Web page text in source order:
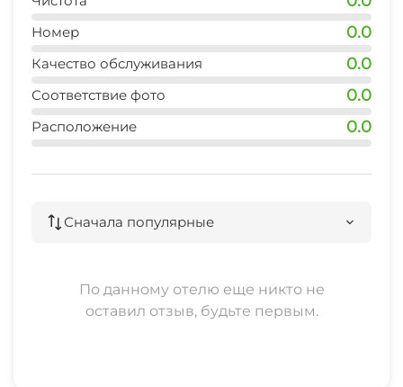
Номер 0.0
Качество обслуживания 0.0
Соответствие фото 0.0
Расположение 0.0
Сначала популярные
По данному отелю еще никто не
оставил отзыв, будьте первым.